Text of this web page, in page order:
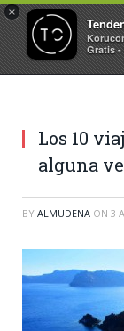
×
Gratis -
Los 10
alguna
BY ALMUDENA ON 3